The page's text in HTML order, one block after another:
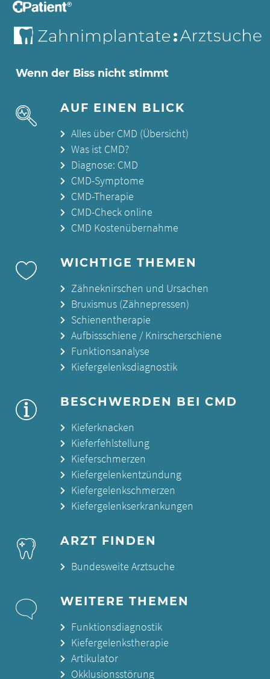
Wenn der Biss nicht stimmt
AUF EINEN BLICK
Alles über CMD (Übersicht)
Was ist CMD?
Diagnose: CMD
CMD-Symptome
CMD-Therapie
CMD-Check online
CMD Kostenübernahme
WICHTIGE THEMEN
Zähneknirschen und Ursachen
Bruxismus (Zähnepressen)
Schienentherapie
Aufbissschiene / Knirscherschiene
Funktionsanalyse
Kiefergelenksdiagnostik
BESCHWERDEN BEI CMD
Kieferknacken
Kieferfehlstellung
Kieferschmerzen
Kiefergelenkentzündung
Kiefergelenkschmerzen
Kiefergelenkserkrankungen
ARZT FINDEN
Bundesweite Arztsuche
WEITERE THEMEN
Funktionsdiagnostik
Kiefergelenkstherapie
Artikulator
Okklusionsstörung